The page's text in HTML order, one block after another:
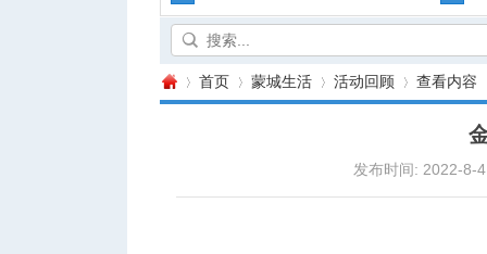
首页 蒙城生活 活动回顾
›
查看内容
发布时间: 2022-8-